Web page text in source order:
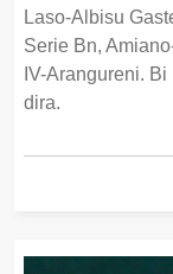
Laso-Albisu
Serie Bn,
IV-Arangureni.
dira.